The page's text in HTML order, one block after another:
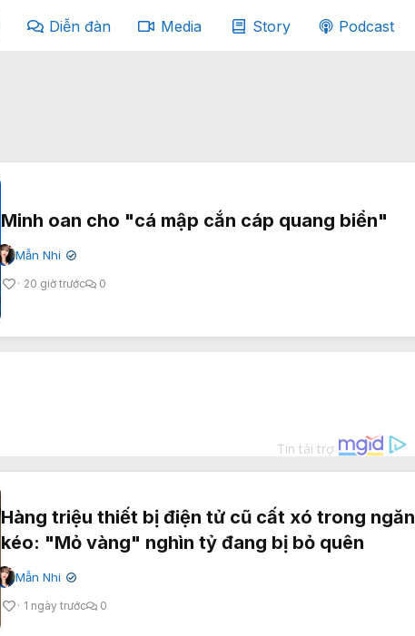
Diễn đàn Media Story Podcast
Minh oan cho "cá mập cắn cáp quang biển"
Mẫn Nhi ✔
20 giờ trước 0
Hàng triệu thiết bị điện tử cũ cất xó trong ngăn
kéo: "Mỏ vàng" nghìn tỷ đang bị bỏ quên
Mẫn Nhi ✔
1 ngày trước 0